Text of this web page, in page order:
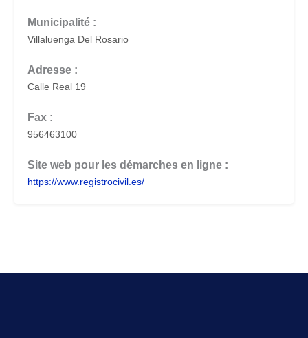
Municipalité :
Villaluenga Del Rosario
Adresse :
Calle Real 19
Fax :
956463100
Site web pour les démarches en ligne :
https://www.registrocivil.es/